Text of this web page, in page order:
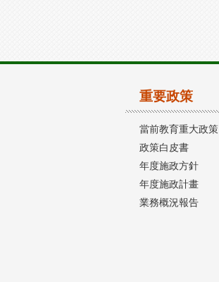
重要政策
當前教育重大政策
政策白皮書
年度施政方針
年度施政計畫
業務概況報告